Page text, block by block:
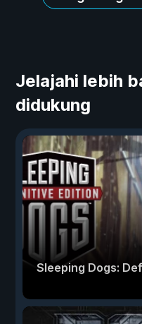
Jelajahi lebih
didukung
Sleeping Dogs: